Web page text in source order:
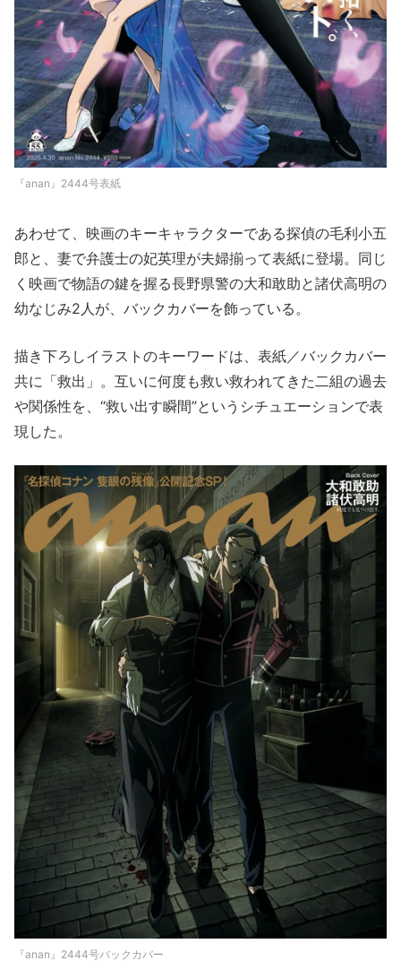
『anan』2444号表紙
あわせて、映画のキーキャラクターである探偵の毛利小五
郎と、妻で弁護士の妃英理が夫婦揃って表紙に登場。同じ
く映画で物語の鍵を握る長野県警の大和敢助と諸伏高明の
幼なじみ2人が、バックカバーを飾っている。
描き下ろしイラストのキーワードは、表紙／バックカバー
共に「救出」。互いに何度も救い救われてきた二組の過去
や関係性を、“救い出す瞬間”というシチュエーションで表
現した。
『anan』2444号バックカバー